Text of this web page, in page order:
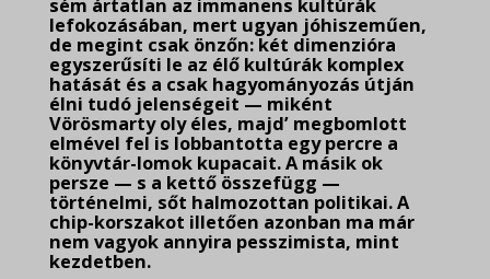
sém ártatlan az immanens kultúrák
lefokozásában, mert ugyan jóhiszeműen,
de megint csak önzőn: két dimenzióra
egyszerűsíti le az élő kultúrák komplex
hatását és a csak hagyományozás útján
élni tudó jelenségeit — miként
Vörösmarty oly éles, majd’ megbomlott
elmével fel is lobbantotta egy percre a
könyvtár-lomok kupacait. A másik ok
persze — s a kettő összefügg —
történelmi, sőt halmozottan politikai. A
chip-korszakot illetően azonban ma már
nem vagyok annyira pesszimista, mint
kezdetben.